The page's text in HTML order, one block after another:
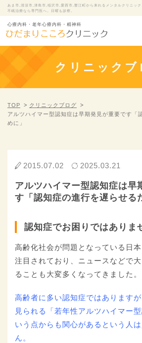
あま市,清須市,津島市,稲沢市,愛西市,蟹江町から来れるメンタルクリニッ
不眠治療なら専門医へ。日曜も診察。
心療内科・老年心療内科・精神科
クリニックブ
TOP
クリニックブログ
アルツハイマー型認知症は早期発見が重要です「
めに」
2015.07.02 2025.03.21
アルツハイマー型認知症は早
す「認知症の進行を遅らせる
認知症でお困りではありま
高齢化社会が問題となっている日
注目されており、ニュースなどで
ることも大変多くなってきました。
高齢者に多い認知症ではあります
見られる「若年性アルツハイマー
いう点からも関心があるという人
ん。